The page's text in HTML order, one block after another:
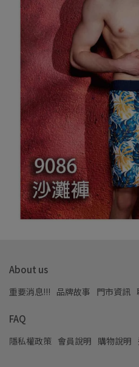
About us
重要消息!!! 品牌故事 門市資訊
FAQ
隱私權政策 會員說明 購物說明